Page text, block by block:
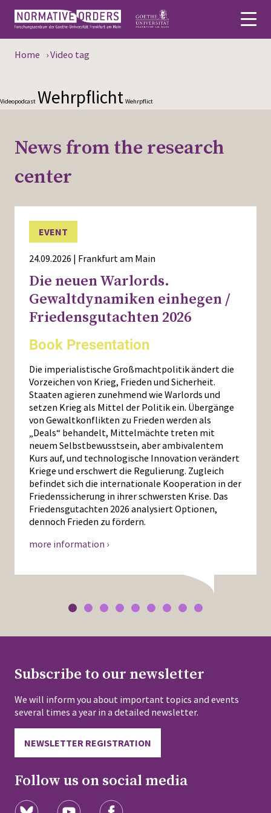
About
Persons
Research
Events
Publications
Media
Press
Home ›Video tag
Videopodcast Wehrpflicht Wehrpflict
News from the research
center
EVENT
24.09.2026 | Frankfurt am Main
Die neuen Warlords.
Gewaltdynamiken einhegen /
Friedensgutachten 2026
Book Presentation
Die imperialistische Großmachtpolitik ändert die
Vorzeichen von Krieg, Frieden und Sicherheit.
Staaten agieren zunehmend wie Warlords und
setzen Krieg als Mittel der Politik ein. Übergänge
von Gewaltkonflikten zu Frieden werden als
„Deals“ behandelt, Mittelmächte treten mit
neuem Selbstbewusstsein, aber ambivalentem
Kurs auf, und technologische Innovation verändert
Kriege und erschwert die Regulierung. Zugleich
befindet sich die internationale Kooperation in der
Friedenssicherung in ihrer schwersten Krise. Das
Friedensgutachten 2026 analysiert Optionen,
dennoch Frieden zu fördern.
more information ›
Subscribe to our newsletter
We will inform you about important topics and events
several times a year in a detailed newsletter.
NEWSLETTER REGISTRATION
Follow us on social media